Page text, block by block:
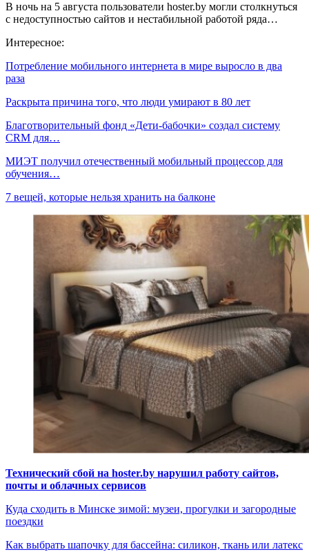
В ночь на 5 августа пользователи hoster.by могли столкнуться
с недоступностью сайтов и нестабильной работой ряда…
Интересное:
Потребление мобильного интернета в мире выросло в два
раза
Раскрыта причина того, что люди умирают в 80 лет
Благотворительный фонд «Дети-бабочки» создал систему
CRM для…
МИЭТ получил отечественный мобильный процессор для
обучения…
7 вещей, которые нельзя хранить на балконе
Технический сбой на hoster.by нарушил работу сайтов,
почты и облачных сервисов
Куда сходить в Минске зимой: музеи, прогулки и загородные
поездки
Как выбрать шапочку для бассейна: силикон, ткань или латекс